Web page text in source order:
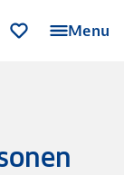
Menu